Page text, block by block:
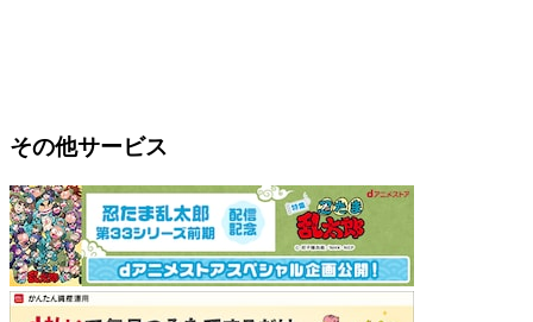
その他サービス